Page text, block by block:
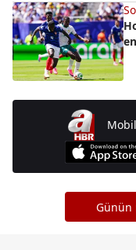
Günün